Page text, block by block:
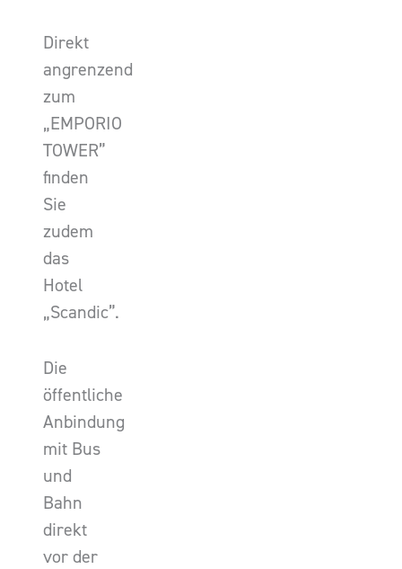
Direkt
angrenzend
zum
„EMPORIO
TOWER”
finden
Sie
zudem
das
Hotel
„Scandic”.
Die
öffentliche
Anbindung
mit Bus
und
Bahn
direkt
vor der